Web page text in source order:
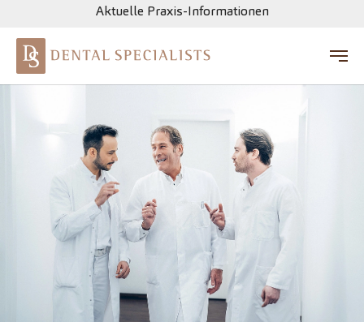
Zum Hauptinhalt springen
Aktuelle Praxis-Informationen